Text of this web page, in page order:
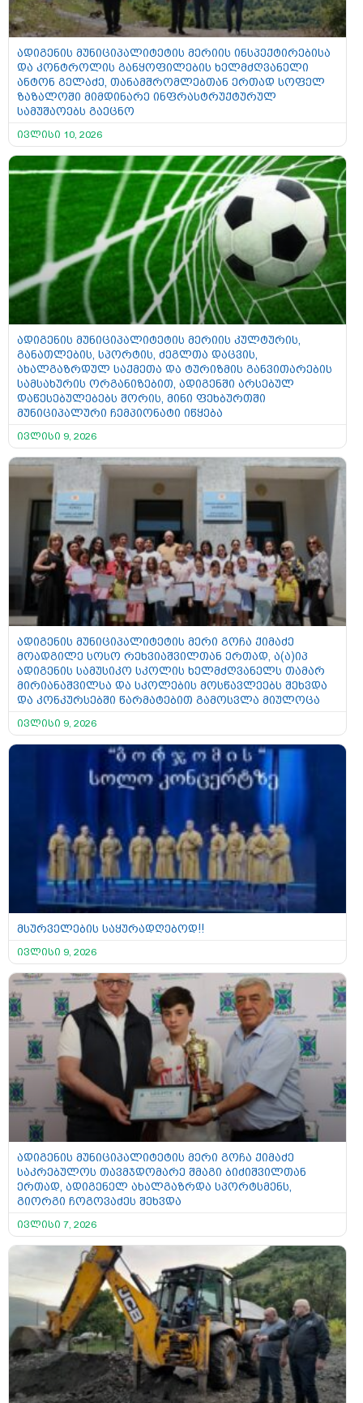
ადიგენის მუნიციპალიტეტის მერიის ინსპექტირებისა
და კონტროლის განყოფილების ხელმძღვანელი
ანტონ გელაძე, თანამშრომლებთან ერთად სოფელ
ზაზალოში მიმდინარე ინფრასტრუქტურულ
სამუშაოებს გაეცნო
ივლისი 10, 2026
ადიგენის მუნიციპალიტეტის მერიის კულტურის,
განათლების, სპორტის, ძეგლთა დაცვის,
ახალგაზრდულ საქმეთა და ტურიზმის განვითარების
სამსახურის ორგანიზებით, ადიგენში არსებულ
დაწესებულებებს შორის, მინი ფეხბურთში
მუნიციპალური ჩემპიონატი იწყება
ივლისი 9, 2026
ადიგენის მუნიციპალიტეტის მერი გოჩა ქიმაძე
მოადგილე სოსო რეხვიაშვილთან ერთად, ა(ა)იპ
ადიგენის სამუსიკო სკოლის ხელმძღვანელს თამარ
მირიანაშვილსა და სკოლების მოსწავლეებს შეხვდა
და კონკურსებში წარმატებით გამოსვლა მიულოცა
ივლისი 9, 2026
მსურველების საყურადღებოდ!!
ივლისი 9, 2026
ადიგენის მუნიციპალიტეტის მერი გოჩა ქიმაძე
საკრებულოს თავმჯდომარე შმაგი ბიძიშვილთან
ერთად, ადიგენელ ახალგაზრდა სპორტსმენს,
გიორგი ჩოგოვაძეს შეხვდა
ივლისი 7, 2026